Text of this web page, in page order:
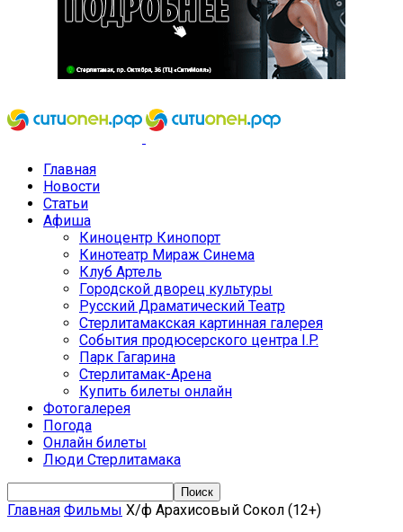
Главная
Новости
Статьи
Афиша
Киноцентр Кинопорт
Кинотеатр Мираж Синема
Клуб Артель
Городской дворец культуры
Русский Драматический Театр
Стерлитамакская картинная галерея
События продюсерского центра I.P.
Парк Гагарина
Стерлитамак-Арена
Купить билеты онлайн
Фотогалерея
Погода
Онлайн билеты
Люди Стерлитамака
Главная Фильмы Х/ф Арахисовый Сокол (12+)